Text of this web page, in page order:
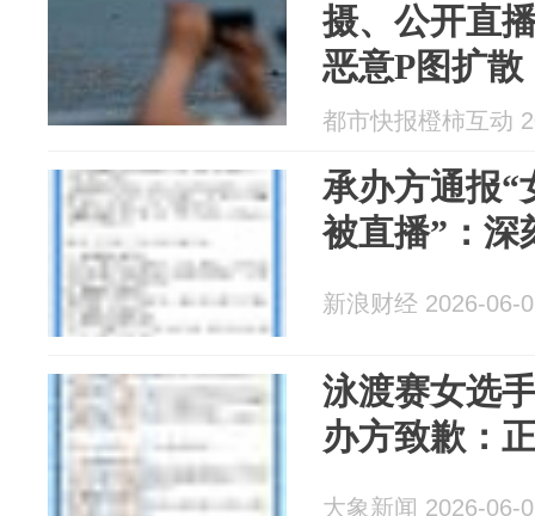
摄、公开直
恶意P图扩
歉：永久拉
都市快报橙柿互动
承办方通报“
被直播”：深
新浪财经 2026-06-
泳渡赛女选
办方致歉：
大象新闻 2026-06-